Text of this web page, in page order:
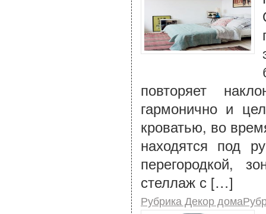
повторяет
гармонично и
кроватью, во
находятся под
перегородкой,
стеллаж с […]
Рубрика Декор